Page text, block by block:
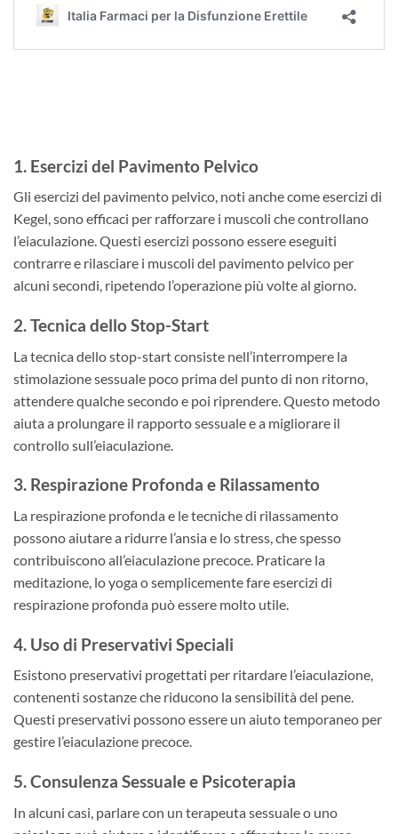
1. Esercizi del Pavimento Pelvico
Gli esercizi del pavimento pelvico, noti anche come esercizi di
Kegel, sono efficaci per rafforzare i muscoli che controllano
l’eiaculazione. Questi esercizi possono essere eseguiti
contrarre e rilasciare i muscoli del pavimento pelvico per
alcuni secondi, ripetendo l’operazione più volte al giorno.
2. Tecnica dello Stop-Start
La tecnica dello stop-start consiste nell’interrompere la
stimolazione sessuale poco prima del punto di non ritorno,
attendere qualche secondo e poi riprendere. Questo metodo
aiuta a prolungare il rapporto sessuale e a migliorare il
controllo sull’eiaculazione.
3. Respirazione Profonda e Rilassamento
La respirazione profonda e le tecniche di rilassamento
possono aiutare a ridurre l’ansia e lo stress, che spesso
contribuiscono all’eiaculazione precoce. Praticare la
meditazione, lo yoga o semplicemente fare esercizi di
respirazione profonda può essere molto utile.
4. Uso di Preservativi Speciali
Esistono preservativi progettati per ritardare l’eiaculazione,
contenenti sostanze che riducono la sensibilità del pene.
Questi preservativi possono essere un aiuto temporaneo per
gestire l’eiaculazione precoce.
5. Consulenza Sessuale e Psicoterapia
In alcuni casi, parlare con un terapeuta sessuale o uno